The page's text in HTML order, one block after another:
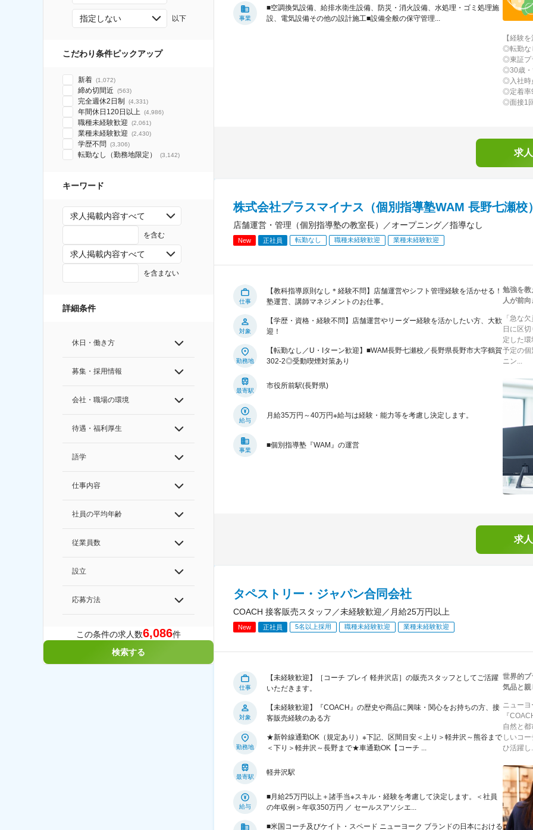
指定しない 以下
こだわり条件ピックアップ
新着 (1,072)
締め切間近 (563)
完全週休2日制 (4,331)
年間休日120日以上 (4,986)
職種未経験歓迎 (2,061)
業種未経験歓迎 (2,430)
学歴不問 (3,306)
転勤なし（勤務地限定） (3,142)
キーワード
求人掲載内容すべて
を含む
求人掲載内容すべて
を含まない
詳細条件
休日・働き方
募集・採用情報
会社・職場の環境
待遇・福利厚生
語学
仕事内容
社員の平均年齢
従業員数
設立
応募方法
この条件の求人数6,086件
検索する
事業
■空調換気設備、給排水衛生設備、防災・消火設備、水処理・ゴミ処理施
設、電気設備その他の設計施工■設備全般の保守管理...
【経験
◎転勤な
◎東証プ
◎30歳・
◎入社時
◎定着率
◎面接1
求
株式会社プラスマイナス（個別指導塾WAM 長野七瀬校
店舗運営・管理（個別指導塾の教室長）／オープニング／指導なし
New 正社員 転勤なし 職種未経験歓迎 業種未経験歓迎
仕事
【教科指導原則なし＊経験不問】店舗運営やシフト管理経験を活かせる！
塾運営、講師マネジメントのお仕事。
対象
【学歴・資格・経験不問】店舗運営やリーダー経験を活かしたい方、大歓
迎！
勤務地
【転勤なし／U・Iターン歓迎】■WAM長野七瀬校／長野県長野市大字鶴賀
302-2◎受動喫煙対策あり
最寄駅
市役所前駅(長野県)
給与
月給35万円～40万円※給与は経験・能力等を考慮し決定します。
事業
■個別指導塾『WAM』の運営
勉強を教
人が前
「急な
日に区
定した
予定の個
ニン...
求
タペストリー・ジャパン合同会社
COACH 接客販売スタッフ／未経験歓迎／月給25万円以上
New 正社員 5名以上採用 職種未経験歓迎 業種未経験歓迎
仕事
【未経験歓迎】［コーチ プレイ 軽井沢店］の販売スタッフとしてご活躍
いただきます。
対象
【未経験歓迎】『COACH』の歴史や商品に興味・関心をお持ちの方、接
客販売経験のある方
勤務地
★新幹線通勤OK（規定あり）※下記、区間目安＜上り＞軽井沢～熊谷まで
＜下り＞軽井沢～長野まで★車通勤OK【コーチ ...
最寄駅
軽井沢駅
給与
■月給25万円以上＋諸手当※スキル・経験を考慮して決定します。＜社員
の年収例＞年収350万円 ／ セールスアソシエ...
■米国コーチ及びケイト・スペード ニューヨーク ブランドの日本における
世界的
気品と親
ニュー
『
自然と
しいコ
ひ活躍し